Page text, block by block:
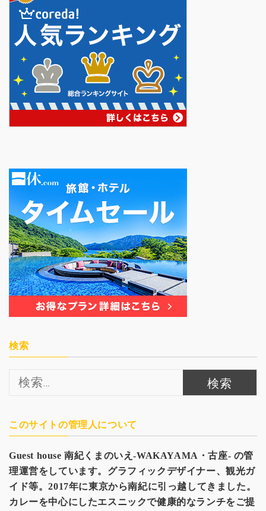
検索
索:
このサイトの管理人について
Guest house南紀くまのいえ-WAKAYAMA・古座- の管
理運営をしています。グラフィックデザイナー、観光ガ
イド等。2017年に東京から南紀に引っ越してきました。
カレーを中心にしたエスニックで健康的なランチをご提